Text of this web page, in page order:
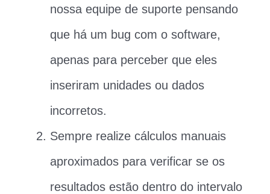
nossa equipe de suporte pensando
que há um bug com o software,
apenas para perceber que eles
inseriram unidades ou dados
incorretos.
Sempre realize cálculos manuais
aproximados para verificar se os
resultados estão dentro do intervalo